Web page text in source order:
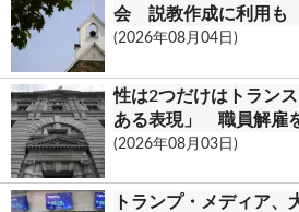
.
m
会 説教作成に利用も
(2026年08月04日)
性は2つだけはトラン
ある表現」 職員解雇
(2026年08月03日)
トランプ・メディア、